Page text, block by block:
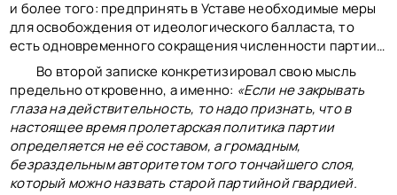
и более того: предпринять в Уставе необходимые меры
для освобождения от идеологического балласта, то
есть одновременного сокращения численности партии…
Во второй записке конкретизировал свою мысль
предельно откровенно, а именно: «Если не закрывать
глаза на действительность, то надо признать, что в
настоящее время пролетарская политика партии
определяется не её составом, а громадным,
безраздельным авторитетом того тончайшего слоя,
который можно назвать старой партийной гвардией.